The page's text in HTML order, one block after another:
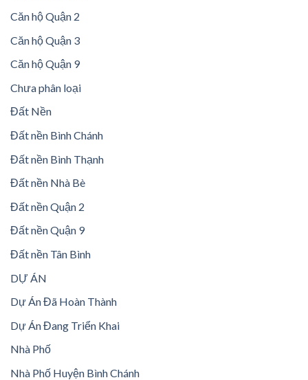
Căn hộ Quận 2
Căn hộ Quận 3
Căn hộ Quận 9
Chưa phân loại
Đất Nền
Đất nền Bình Chánh
Đất nền Bình Thạnh
Đất nền Nhà Bè
Đất nền Quận 2
Đất nền Quận 9
Đất nền Tân Bình
DỰ ÁN
Dự Án Đã Hoàn Thành
Dự Án Đang Triển Khai
Nhà Phố
Nhà Phố Huyện Bình Chánh